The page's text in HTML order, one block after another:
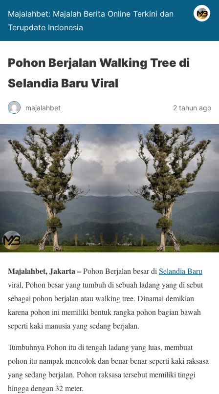
Majalahbet: Majalah Berita Online Terkini dan
Terupdate Indonesia
Pohon Berjalan Walking Tree di
Selandia Baru Viral
majalahbet 2 tahun ago
Majalahbet, Jakarta –Pohon Berjalan besar diSelandia Baru
viral, Pohon besar yang tumbuh di sebuah ladang yang di sebut
sebagai pohon berjalan atau walking tree. Dinamai demikian
karena pohon ini memiliki bentuk rangka pohon bagian bawah
seperti kaki manusia yang sedang berjalan.
Tumbuhnya Pohon itu di tengah ladang yang luas, membuat
pohon itu nampak mencolok dan benar-benar seperti kaki raksasa
yang sedang berjalan. Pohon raksasa tersebut memiliki tinggi
hingga dengan 32 meter.